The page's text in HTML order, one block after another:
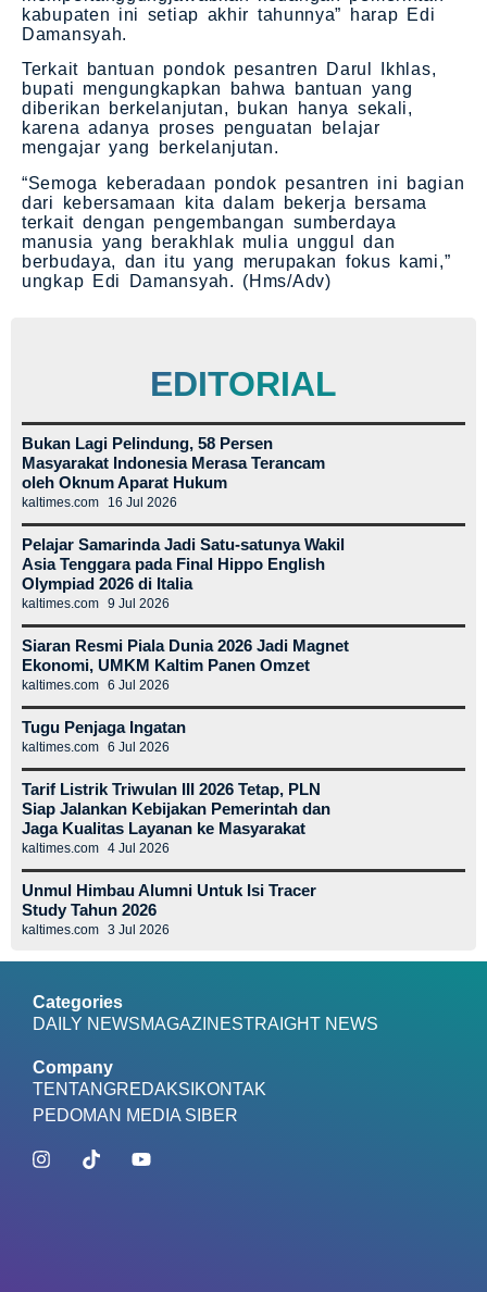
kabupaten ini setiap akhir tahunnya” harap Edi
Damansyah.
Terkait bantuan pondok pesantren Darul Ikhlas,
bupati mengungkapkan bahwa bantuan yang
diberikan berkelanjutan, bukan hanya sekali,
karena adanya proses penguatan belajar
mengajar yang berkelanjutan.
“Semoga keberadaan pondok pesantren ini bagian
dari kebersamaan kita dalam bekerja bersama
terkait dengan pengembangan sumberdaya
manusia yang berakhlak mulia unggul dan
berbudaya, dan itu yang merupakan fokus kami,”
ungkap Edi Damansyah. (Hms/Adv)
EDITORIAL
Bukan Lagi Pelindung, 58 Persen
Masyarakat Indonesia Merasa Terancam
oleh Oknum Aparat Hukum
kaltimes.com 16 Jul 2026
Pelajar Samarinda Jadi Satu-satunya Wakil
Asia Tenggara pada Final Hippo English
Olympiad 2026 di Italia
kaltimes.com 9 Jul 2026
Siaran Resmi Piala Dunia 2026 Jadi Magnet
Ekonomi, UMKM Kaltim Panen Omzet
kaltimes.com 6 Jul 2026
Tugu Penjaga Ingatan
kaltimes.com 6 Jul 2026
Tarif Listrik Triwulan III 2026 Tetap, PLN
Siap Jalankan Kebijakan Pemerintah dan
Jaga Kualitas Layanan ke Masyarakat
kaltimes.com 4 Jul 2026
Unmul Himbau Alumni Untuk Isi Tracer
Study Tahun 2026
kaltimes.com 3 Jul 2026
Categories
DAILY NEWSMAGAZINESTRAIGHT NEWS
Company
TENTANGREDAKSI KONTAK
PEDOMAN MEDIA SIBER